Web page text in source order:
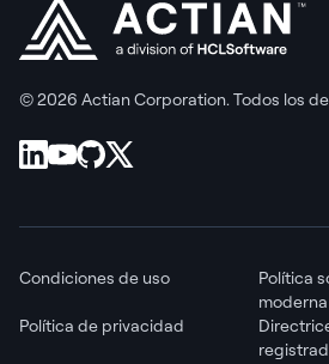
© 2026 Actian Corporation. Todos los
Condiciones de uso
Política
moderna
Política de privacidad